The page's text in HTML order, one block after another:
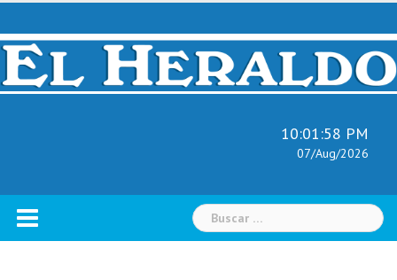
Skip
content
10:01:59 PM
07/Aug/2026
Buscar: